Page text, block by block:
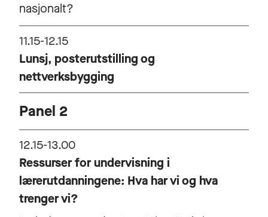
nasjonalt?
11.15-12.15
Lunsj, posterutstilling og
nettverksbygging
Panel 2
12.15-13.00
Ressurser for undervisning i
lærerutdanningene: Hva har vi og hva
trenger vi?